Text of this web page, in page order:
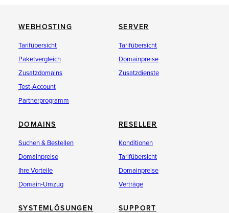
WEBHOSTING
Tarifübersicht
Paketvergleich
Zusatzdomains
Test-Account
Partnerprogramm
SERVER
Tarifübersicht
Domainpreise
Zusatzdienste
DOMAINS
Suchen & Bestellen
Domainpreise
Ihre Vorteile
Domain-Umzug
RESELLER
Konditionen
Tarifübersicht
Domainpreise
Verträge
SYSTEMLÖSUNGEN SUPPORT